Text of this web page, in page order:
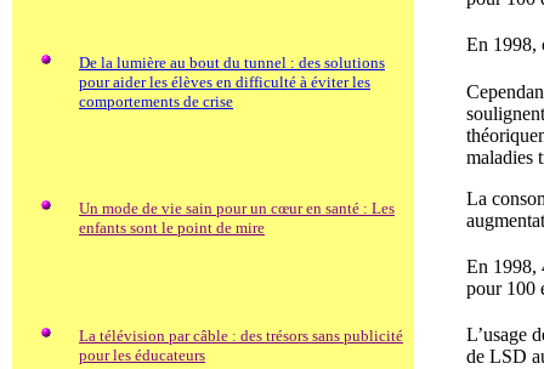
De la lumière au bout du tunnel : des solutions
pour aider les élèves en difficulté à éviter les
comportements de crise
Un mode de vie sain pour un cœur en santé : Les
enfants sont le point de mire
La télévision par câble : des trésors sans publicité
pour les éducateurs
En 1998,
maladies
La
En 1998,
pour 100
L’usage
de LSD